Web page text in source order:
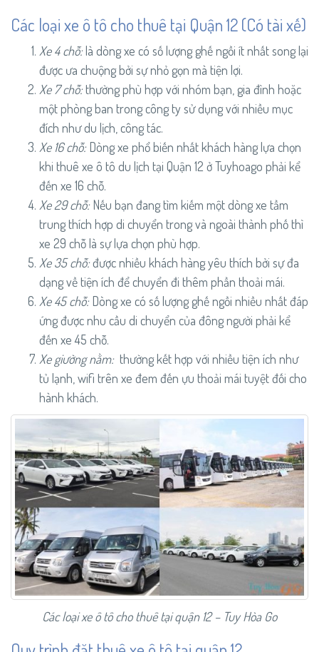
Các loại xe ô tô cho thuê tại Quận 12 (Có tài xế)
Xe 4 chỗ:là dòng xe có số lượng ghế ngồi ít nhất song lại
được ưa chuộng bởi sự nhỏ gọn mà tiện lợi.
Xe 7 chỗ:thường phù hợp với nhóm bạn, gia đình hoặc
một phòng ban trong công ty sử dụng với nhiều mục
đích như du lịch, công tác.
Xe 16 chỗ:Dòng xe phổ biến nhất khách hàng lựa chọn
khi thuê xe ô tô du lịch tại Quận 12 ở Tuyhoago phải kể
đến xe 16 chỗ.
Xe 29 chỗ:Nếu bạn đang tìm kiếm một dòng xe tầm
trung thích hợp di chuyển trong và ngoài thành phố thì
xe 29 chỗ là sự lựa chọn phù hợp.
Xe 35 chỗ:được nhiều khách hàng yêu thích bởi sự đa
dạng về tiện ích để chuyển đi thêm phần thoải mái.
Xe 45 chỗ:Dòng xe có số lượng ghế ngồi nhiều nhất đáp
ứng được nhu cầu di chuyển của đông người phải kể
đến xe 45 chỗ.
Xe giường nằm: thường kết hợp với nhiều tiện ích như
tủ lạnh, wifi trên xe đem đến ựu thoải mái tuyệt đối cho
hành khách.
Các loại xe ô tô cho thuê tại quận 12 – Tuy Hòa Go